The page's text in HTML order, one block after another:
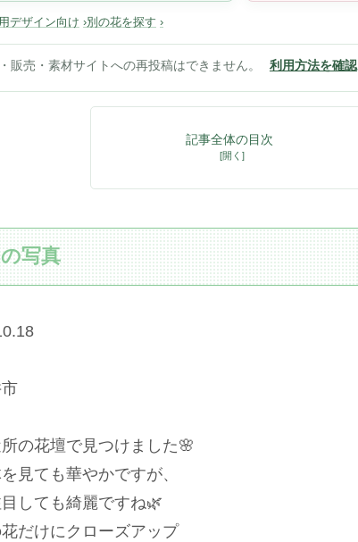
デザイン向け 別の花を探す
販売・素材サイトへの再投稿はできません。 利用方法を確認
記事全体の目次
写真
の花壇で見つけました🌸
見ても華やかですが、
しても綺麗ですね🌿
だけにクローズアップ